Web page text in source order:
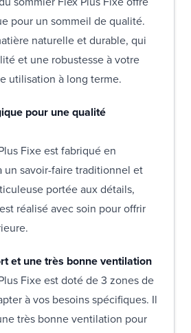
pour un sommeil de qualité.
naturelle et durable, qui
et une robustesse à votre
utilisation à long terme.
pour une qualité
Fixe est fabriqué en
un savoir-faire traditionnel et
portée aux détails,
réalisé avec soin pour offrir
et une très bonne ventilation
Fixe est doté de 3 zones de
à vos besoins spécifiques. Il
très bonne ventilation pour